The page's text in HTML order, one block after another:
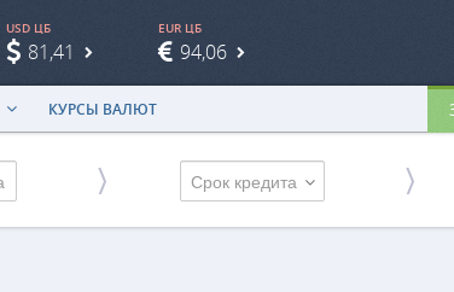
КУРСЫ ВАЛЮТ
USD ЦБ
81,41
EUR ЦБ
94,06
Срок кредита